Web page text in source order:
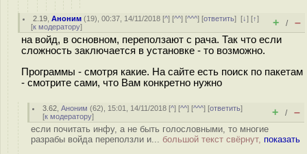
2.19 ,Аноним (19), 00:37, 14/11/2018 [^] [^^] [^^^] [ответить][↓] [↑]
[к модератору] + / –
на войд, в основном, переползают с рача. Так что если
сложность заключается в установке - то возможно.
Программы - смотря какие. На сайте есть поиск по пакетам
- смотрите сами, что Вам конкретно нужно
3.62 ,Аноним (62), 15:01, 14/11/2018 [^] [^^] [^^^] [ответить]
[к модератору] + / –
если почитать инфу, а не быть голословными, то многие
разрабы войда переползли и... большой текст свёрнут, показать